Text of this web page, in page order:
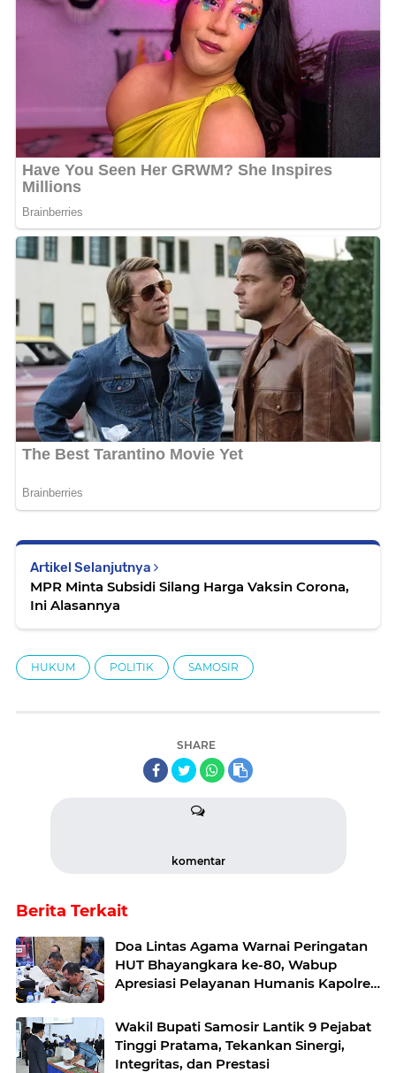
Artikel Selanjutnya
MPR Minta Subsidi Silang Harga Vaksin Corona,
Ini Alasannya
HUKUM POLITIK SAMOSIR
SHARE
komentar
Berita Terkait
Doa Lintas Agama Warnai Peringatan
HUT Bhayangkara ke-80, Wabup
Apresiasi Pelayanan Humanis Kapolres
Wakil Bupati Samosir Lantik 9 Pejabat
Tinggi Pratama, Tekankan Sinergi,
Integritas, dan Prestasi